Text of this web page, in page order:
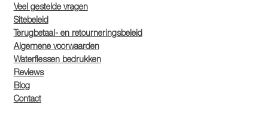
Veel gestelde vragen
Sitebeleid
Terugbetaal- en retourneringsbeleid
Algemene voorwaarden
Waterflessen bedrukken
Reviews
Blog
Contact